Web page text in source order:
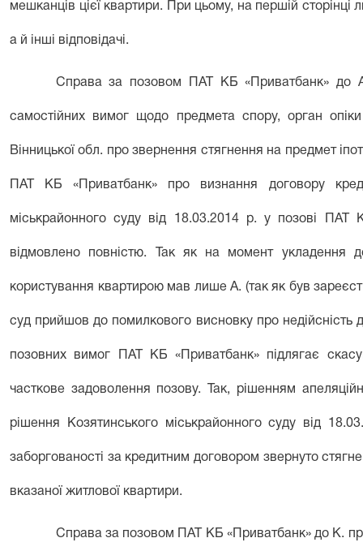
мешканців цієї квартири. При цьому, на першій
а й інші відповідачі.
Справа за позовом ПАТ КБ «Приватбанк» до
самостійних вимог щодо предмета спору, орган опіки
Вінницької обл. про звернення стягнення на предмет
ПАТ КБ «Приватбанк» про визнання договору
міськрайонного суду від 18.03.2014 р. у позові ПАТ
відмовлено повністю. Так як на момент укладення
користування квартирою мав лише А. (так як був
суд прийшов до помилкового висновку про недійсність
позовних вимог ПАТ КБ «Приватбанк» підлягає
часткове задоволення позову. Так, рішенням
рішення Козятинського міськрайонного суду від
заборгованості за кредитним договором звернуто
вказаної житлової квартири.
Справа за позовом ПАТ КБ «Приватбанк» до К.